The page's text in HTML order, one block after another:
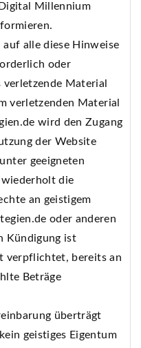
Millennium
alle diese Hinweise
oder
verletzende Material
verletzenden Material
wird den Zugang
der Website
geeigneten
die
an geistigem
oder anderen
Kündigung ist
verpflichtet, bereits an
Beträge
überträgt
geistiges Eigentum